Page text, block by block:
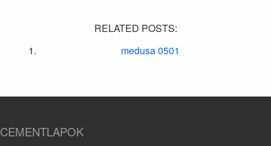
RELATED POSTS:
medusa 0501
CEMENTLAPOK